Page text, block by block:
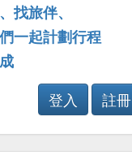
找旅伴、
一起計劃行程
登入
註冊